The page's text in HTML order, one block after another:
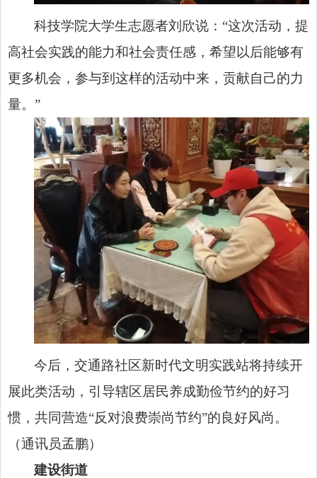
科技学院大学生志愿者刘欣说：“这次活动，提
高社会实践的能力和社会责任感，希望以后能够有
更多机会，参与到这样的活动中来，贡献自己的力
量。”
今后，交通路社区新时代文明实践站将持续开
展此类活动，引导辖区居民养成勤俭节约的好习
惯，共同营造“反对浪费崇尚节约”的良好风尚。
（通讯员孟鹏）
建设街道